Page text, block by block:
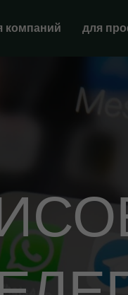
компаний для